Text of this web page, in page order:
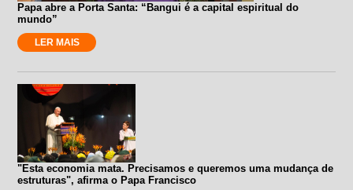
Papa abre a Porta Santa: “Bangui é a capital espiritual do
mundo”
LER MAIS
"Esta economia mata. Precisamos e queremos uma mudança de
estruturas", afirma o Papa Francisco